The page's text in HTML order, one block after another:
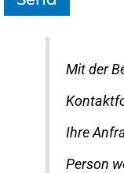
Mit der
Ihre
Person